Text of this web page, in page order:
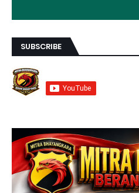
SUBSCRIBE